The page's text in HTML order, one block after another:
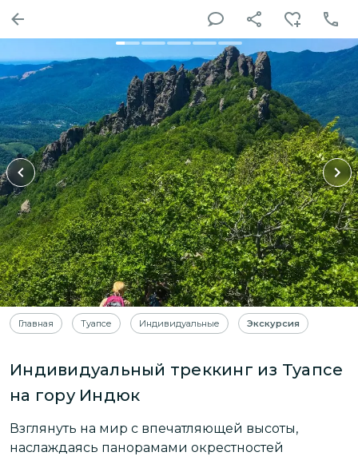
Главная Туапсе Индивидуальные Экскурсия
Индивидуальный треккинг из Туапсе
на гору Индюк
Взглянуть на мир с впечатляющей высоты,
наслаждаясь панорамами окрестностей